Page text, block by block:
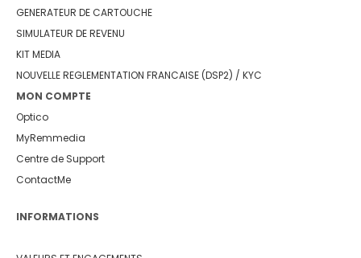
GENERATEUR DE CARTOUCHE
SIMULATEUR DE REVENU
KIT MEDIA
NOUVELLE REGLEMENTATION FRANCAISE (DSP2) / KYC
MON COMPTE
Optico
MyRemmedia
Centre de Support
ContactMe
INFORMATIONS